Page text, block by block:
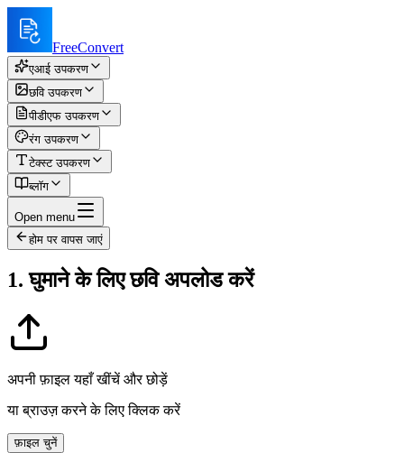
FreeConvert
एआई उपकरण
छवि उपकरण
पीडीएफ उपकरण
रंग उपकरण
टेक्स्ट उपकरण
ब्लॉग
Open menu
होम पर वापस जाएं
1. घुमाने के लिए छवि अपलोड करें
अपनी फ़ाइल यहाँ खींचें और छोड़ें
या ब्राउज़ करने के लिए क्लिक करें
फ़ाइल चुनें